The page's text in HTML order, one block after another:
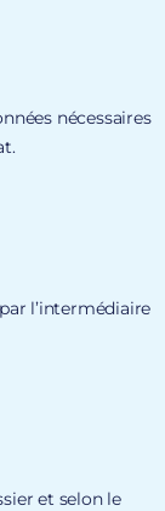
nécessaires
l’intermédiaire
et selon le